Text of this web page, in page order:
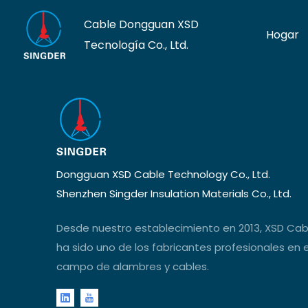
Cable Dongguan XSD
Tecnología Co., Ltd.
Hogar
Dongguan XSD Cable Technology Co., Ltd.
Shenzhen Singder Insulation Materials Co., Ltd.
Desde nuestro establecimiento en 2013, XSD
ha sido uno de los fabricantes profesionales en
campo de alambres y cables.